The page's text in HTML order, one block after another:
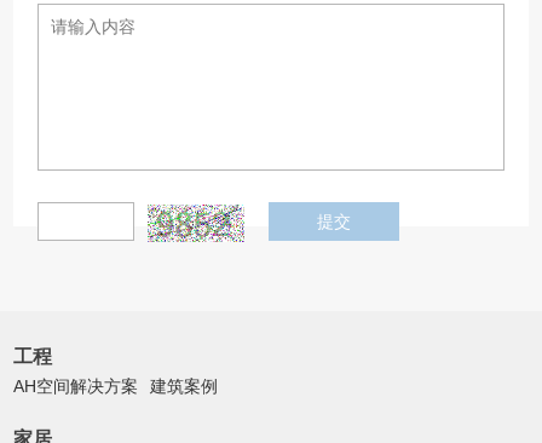
提交
工程
AH空间解决方案 建筑案例
家居